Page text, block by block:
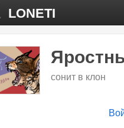
LONETI
сонит в клон